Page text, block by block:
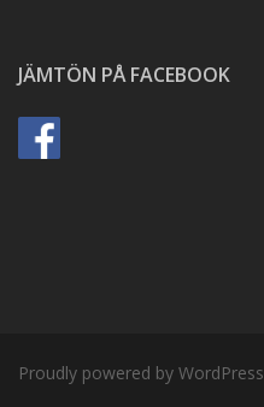
JÄMTÖN PÅ FACEBOOK
Proudly powered by WordPress